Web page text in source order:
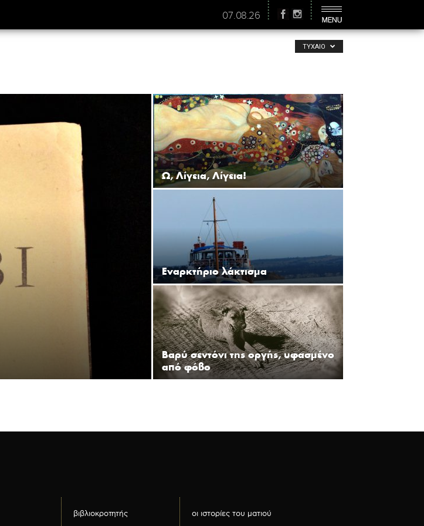
07.08.26
ΤΥΧΑΊΟ
Ω, Λίγεια, Λίγεια!
Εναρκτήριο λάκτισμα
Βαρύ σεντόνι της οργής, υφασμένο
από φόβο
βιβλιοκροτητής οι ιστορίες του ματιού